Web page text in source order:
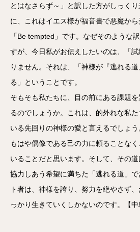
とはなさらず～」と訳した方がしっく
に、これはイエス様が福音書で悪魔か
「Be tempted」です。なぜそのような
すが、今日私がお伝えしたいのは、「
りません。それは、「神様が『逃れる
る」ということです。
そもそも私たちに、目の前にある課題
るのでしょうか。これは、的外れな私
いる先回りの神様の愛と言えるでしょう
もはや偶像である己の力に頼ることな
いることだと思います。そして、その道
協力しあう希望に満ちた「逃れる道」
ト者は、神様を誇り、努力を絶やさず
っかり生きていくしかないのです。【中